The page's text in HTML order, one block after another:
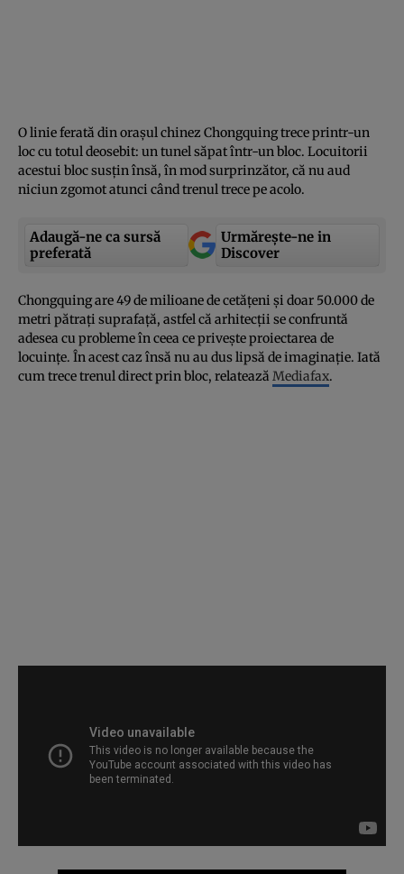
O linie ferată din oraşul chinez Chongquing trece printr-un
loc cu totul deosebit: un tunel săpat într-un bloc. Locuitorii
acestui bloc susţin însă, în mod surprinzător, că nu aud
niciun zgomot atunci când trenul trece pe acolo.
Adaugă-ne ca sursă
preferată
Urmărește-ne in
Discover
Chongquing are 49 de milioane de cetăţeni şi doar 50.000 de
metri pătraţi suprafaţă, astfel că arhitecţii se confruntă
adesea cu probleme în ceea ce priveşte proiectarea de
locuinţe. În acest caz însă nu au dus lipsă de imaginaţie. Iată
cum trece trenul direct prin bloc, relatează Mediafax.